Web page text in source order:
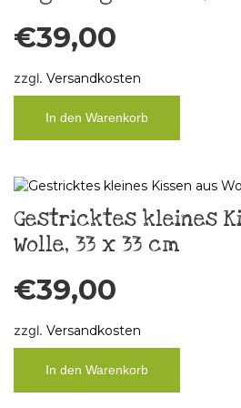
€39,00
zzgl. Versandkosten
In den Warenkorb
Gestricktes kleines
Wolle, 33 x 33 cm
€39,00
zzgl. Versandkosten
In den Warenkorb